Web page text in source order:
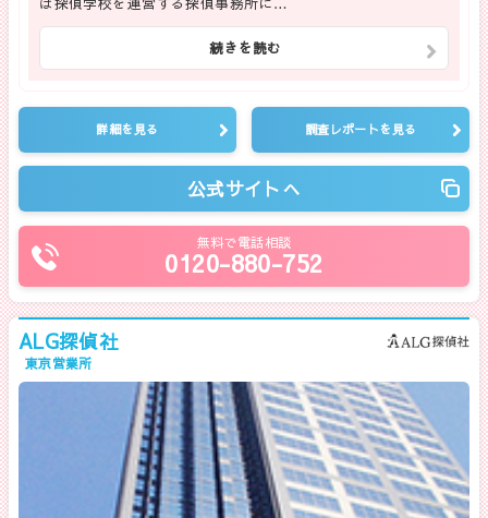
続きを読む
詳細を見る 調査レポートを見る
公式サイトへ
無料で電話相談
0120-880-752
ALG探偵社
東京営業所